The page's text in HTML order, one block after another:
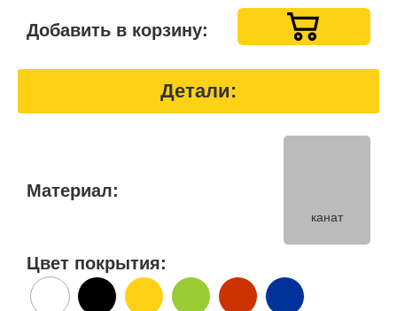
Добавить в корзину:
Детали:
Материал:
канат
Цвет покрытия: